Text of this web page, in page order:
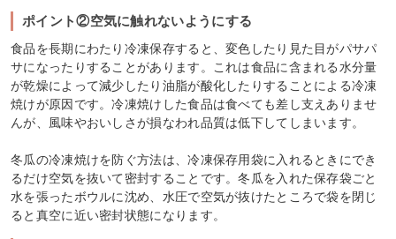
ポイント②空気に触れないようにする
食品を長期にわたり冷凍保存すると、変色したり見た目がパサパ
サになったりすることがあります。これは食品に含まれる水分量
が乾燥によって減少したり油脂が酸化したりすることによる冷凍
焼けが原因です。冷凍焼けした食品は食べても差し支えありませ
んが、風味やおいしさが損なわれ品質は低下してしまいます。
冬瓜の冷凍焼けを防ぐ方法は、冷凍保存用袋に入れるときにでき
るだけ空気を抜いて密封することです。冬瓜を入れた保存袋ごと
水を張ったボウルに沈め、水圧で空気が抜けたところで袋を閉じ
ると真空に近い密封状態になります。